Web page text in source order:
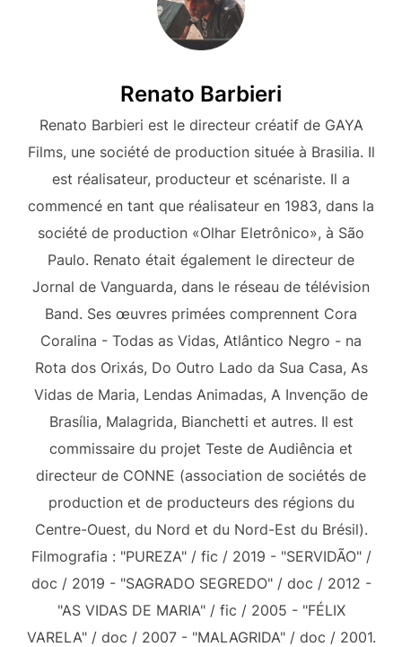
Renato Barbieri
Renato Barbieri est le directeur créatif de GAYA
Films, une société de production située à Brasilia. Il
est réalisateur, producteur et scénariste. Il a
commencé en tant que réalisateur en 1983, dans la
société de production «Olhar Eletrônico», à São
Paulo. Renato était également le directeur de
Jornal de Vanguarda, dans le réseau de télévision
Band. Ses œuvres primées comprennent Cora
Coralina - Todas as Vidas, Atlântico Negro - na
Rota dos Orixás, Do Outro Lado da Sua Casa, As
Vidas de Maria, Lendas Animadas, A Invenção de
Brasília, Malagrida, Bianchetti et autres. Il est
commissaire du projet Teste de Audiência et
directeur de CONNE (association de sociétés de
production et de producteurs des régions du
Centre-Ouest, du Nord et du Nord-Est du Brésil).
Filmografia : "PUREZA" / fic / 2019 - "SERVIDÃO" /
doc / 2019 - "SAGRADO SEGREDO" / doc / 2012 -
"AS VIDAS DE MARIA" / fic / 2005 - "FÉLIX
VARELA" / doc / 2007 - "MALAGRIDA" / doc / 2001.